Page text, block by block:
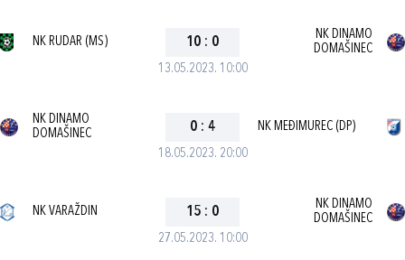
13.05.2023. 10:00
NK RUDAR (MS) 10 : 0
NK DINAMO
DOMAŠINEC
18.05.2023. 20:00
NK DINAMO
DOMAŠINEC
0 : 4 NK MEĐIMUREC (DP)
27.05.2023. 10:00
NK VARAŽDIN 15 : 0
NK DINAMO
DOMAŠINEC